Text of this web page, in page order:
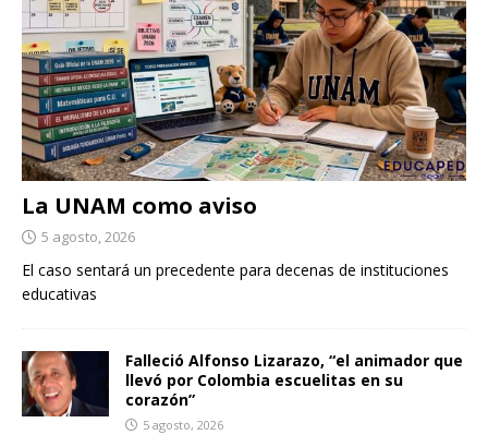
La UNAM como aviso
5 agosto, 2026
El caso sentará un precedente para decenas de instituciones
educativas
Falleció Alfonso Lizarazo, “el animador que
llevó por Colombia escuelitas en su
corazón”
5 agosto, 2026